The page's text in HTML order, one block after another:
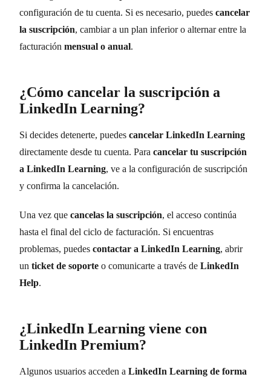
configuración de tu cuenta. Si es necesario, puedes cancelar
la suscripción, cambiar a un plan inferior o alternar entre la
facturación mensual o anual.
¿Cómo cancelar la suscripción a
LinkedIn Learning?
Si decides detenerte, puedes cancelar LinkedIn Learning
directamente desde tu cuenta. Para cancelar tu suscripción
a LinkedIn Learning, ve a la configuración de suscripción
y confirma la cancelación.
Una vez que cancelas la suscripción, el acceso continúa
hasta el final del ciclo de facturación. Si encuentras
problemas, puedes contactar a LinkedIn Learning, abrir
un ticket de soporte o comunicarte a través de LinkedIn
Help.
¿LinkedIn Learning viene con
LinkedIn Premium?
Algunos usuarios acceden a LinkedIn Learning de forma